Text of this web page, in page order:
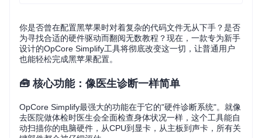
你是否曾在配置黑苹果时对着复杂的代码文件无从下手？是否
为寻找合适的硬件驱动而翻阅无数教程？现在，一款专为新手
设计的OpCore Simplify工具将彻底改变这一切，让普通用户
也能轻松完成黑苹果配置。
🧰 核心功能：像医生诊断一样简单
OpCore Simplify最强大的功能在于它的"硬件诊断系统"。就像
去医院做体检时医生会全面检查身体状况一样，这个工具能自
动扫描你的电脑硬件，从CPU到显卡，从主板到声卡，所有关